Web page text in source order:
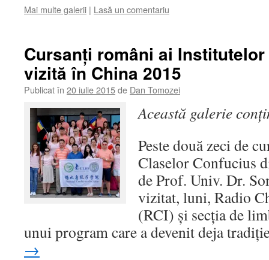
Mai multe galerii | Lasă un comentariu
Cursanţi români ai
vizită în China 2015
Publicat în 20 iulie 2015de Dan Tomozei
Această galerie
Peste două zeci de
Claselor Confucius
de Prof. Univ. Dr.
vizitat, luni, Radio
(RCI) şi secţia de
unui program care a devenit deja
→